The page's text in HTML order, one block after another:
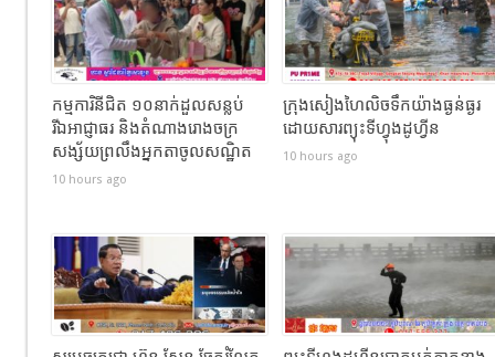
កម្មការិនីជិត ១០នាក់ដួលសន្លប់
រីឯអាជ្ញាធរ និងតំណាងរោងចក្រ
សង្ស័យព្រលឹងអ្នកតាចូលសណ្ឋិត
10 hours ago
ក្រុងសៀងហៃលិចទឹកយ៉ាងធ្ងន់ធ្ងរ
ដោយសារព្យុះទីហ្វុងដូហ្វីន
10 hours ago